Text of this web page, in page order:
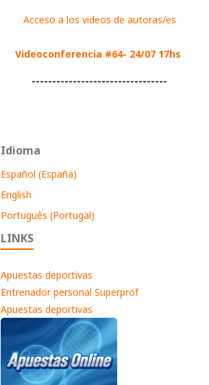
Acceso a los videos de autoras/es
Videoconferencia #64- 24/07 17hs
---------------------------------
Idioma
Español (España)
English
Português (Portugal)
LINKS
Apuestas deportivas
Entrenador personal Superprof
Apuestas deportivas